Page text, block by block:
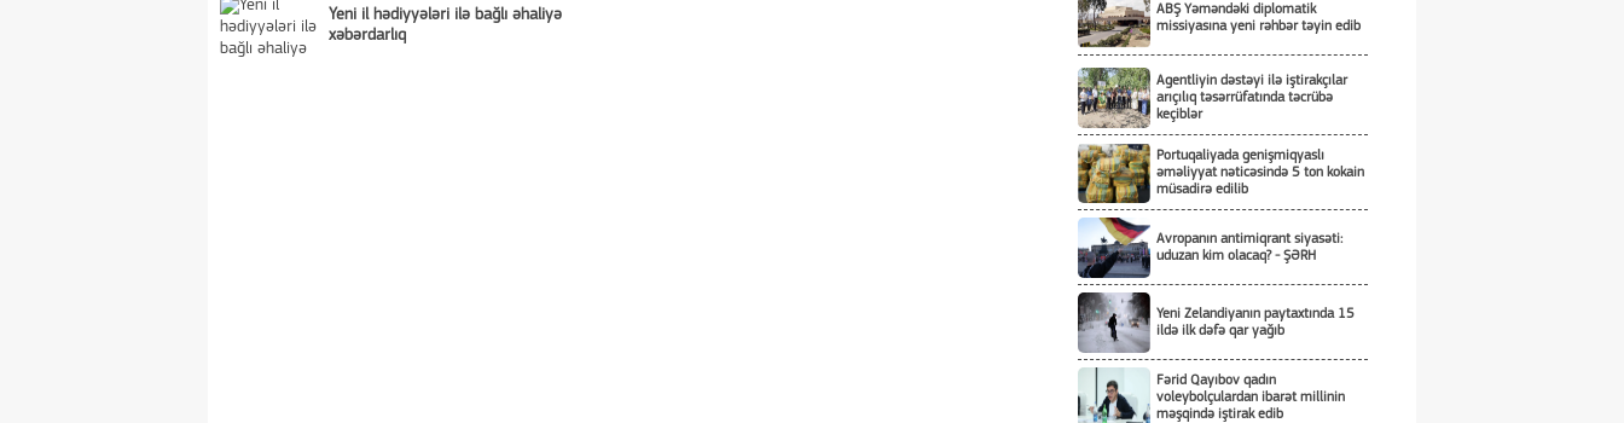
Yeni il hədiyyələri ilə bağlı əhaliyə
xəbərdarlıq
ABŞ Yəməndəki diplomatik
missiyasına yeni rəhbər təyin edib
Agentliyin dəstəyi ilə iştirakçılar
arıçılıq təsərrüfatında təcrübə
keçiblər
Portuqaliyada genişmiqyaslı
əməliyyat nəticəsində 5 ton kokain
müsadirə edilib
Avropanın antimiqrant siyasəti:
uduzan kim olacaq? - ŞƏRH
Yeni Zelandiyanın paytaxtında 15
ildə ilk dəfə qar yağıb
Fərid Qayıbov qadın
voleybolçulardan ibarət millinin
məşqində iştirak edib